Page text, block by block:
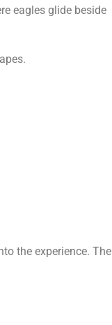
eagles glide beside
the experience. The